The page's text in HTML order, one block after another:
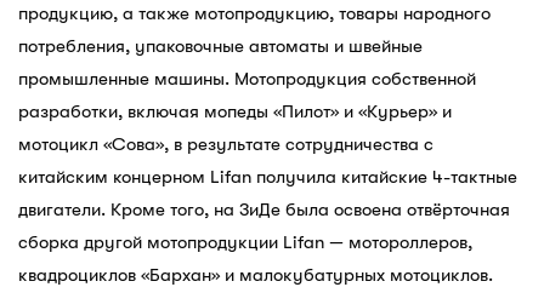
продукцию, а также мотопродукцию, товары народного
потребления, упаковочные автоматы и швейные
промышленные машины. Мотопродукция собственной
разработки, включая мопеды «Пилот» и «Курьер» и
мотоцикл «Сова», в результате сотрудничества с
китайским концерном Lifan получила китайские 4-тактные
двигатели. Кроме того, на ЗиДе была освоена отвёрточная
сборка другой мотопродукции Lifan — мотороллеров,
квадроциклов «Бархан» и малокубатурных мотоциклов.